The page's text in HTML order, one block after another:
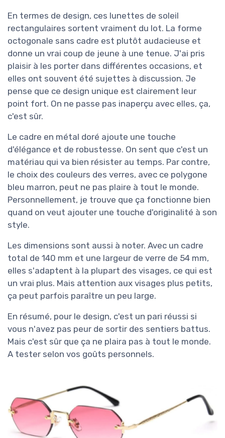
En termes de design, ces lunettes de soleil
rectangulaires sortent vraiment du lot. La forme
octogonale sans cadre est plutôt audacieuse et
donne un vrai coup de jeune à une tenue. J'ai pris
plaisir à les porter dans différentes occasions, et
elles ont souvent été sujettes à discussion. Je
pense que ce design unique est clairement leur
point fort. On ne passe pas inaperçu avec elles, ça,
c'est sûr.
Le cadre en métal doré ajoute une touche
d'élégance et de robustesse. On sent que c'est un
matériau qui va bien résister au temps. Par contre,
le choix des couleurs des verres, avec ce polygone
bleu marron, peut ne pas plaire à tout le monde.
Personnellement, je trouve que ça fonctionne bien
quand on veut ajouter une touche d'originalité à son
style.
Les dimensions sont aussi à noter. Avec un cadre
total de 140 mm et une largeur de verre de 54 mm,
elles s'adaptent à la plupart des visages, ce qui est
un vrai plus. Mais attention aux visages plus petits,
ça peut parfois paraître un peu large.
En résumé, pour le design, c'est un pari réussi si
vous n'avez pas peur de sortir des sentiers battus.
Mais c'est sûr que ça ne plaira pas à tout le monde.
A tester selon vos goûts personnels.